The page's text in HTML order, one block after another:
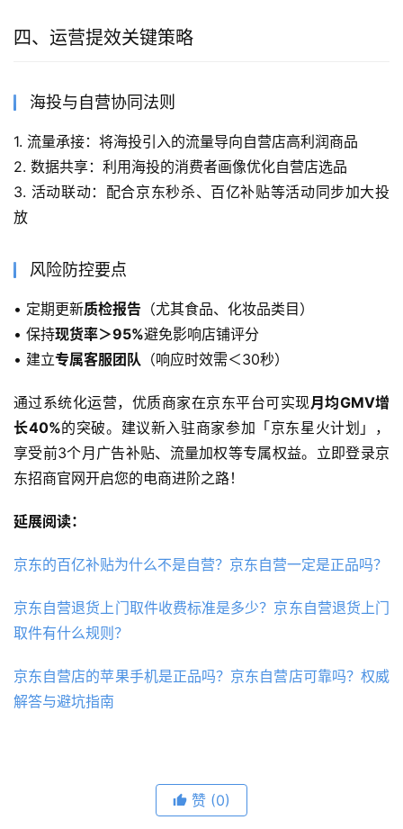
四、运营提效关键策略
海投与自营协同法则
1. 流量承接：将海投引入的流量导向自营店高利润商品
2. 数据共享：利用海投的消费者画像优化自营店选品
3. 活动联动：配合京东秒杀、百亿补贴等活动同步加大投
放
风险防控要点
• 定期更新质检报告 （尤其食品、化妆品类目）
• 保持现货率＞95%避免影响店铺评分
• 建立专属客服团队 （响应时效需＜30秒）
通过系统化运营，优质商家在京东平台可实现月均GMV增
长40%的突破。建议新入驻商家参加「京东星火计划」，
享受前3个月广告补贴、流量加权等专属权益。立即登录京
东招商官网开启您的电商进阶之路！
延展阅读：
京东的百亿补贴为什么不是自营？京东自营一定是正品吗？
京东自营退货上门取件收费标准是多少？京东自营退货上门
取件有什么规则？
京东自营店的苹果手机是正品吗？京东自营店可靠吗？权威
解答与避坑指南
赞 (0)